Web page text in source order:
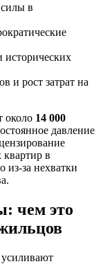
в
и рост затрат на
около 14 000
давление
в
из‑за нехватки
чем это